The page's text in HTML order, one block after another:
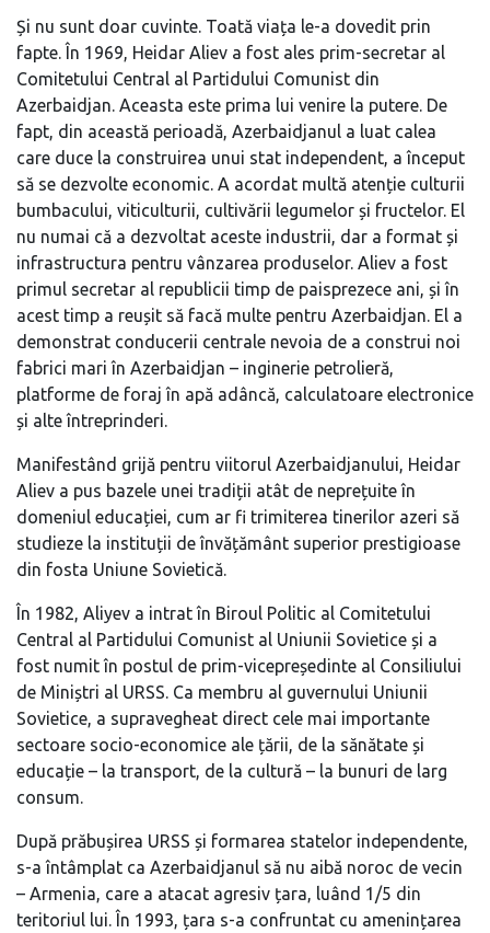
Și nu sunt doar cuvinte. Toată viața le-a dovedit prin
fapte. În 1969, Heidar Aliev a fost ales prim-secretar al
Comitetului Central al Partidului Comunist din
Azerbaidjan. Aceasta este prima lui venire la putere. De
fapt, din această perioadă, Azerbaidjanul a luat calea
care duce la construirea unui stat independent, a început
să se dezvolte economic. A acordat multă atenție culturii
bumbacului, viticulturii, cultivării legumelor și fructelor. El
nu numai că a dezvoltat aceste industrii, dar a format și
infrastructura pentru vânzarea produselor. Aliev a fost
primul secretar al republicii timp de paisprezece ani, și în
acest timp a reușit să facă multe pentru Azerbaidjan. El a
demonstrat conducerii centrale nevoia de a construi noi
fabrici mari în Azerbaidjan – inginerie petrolieră,
platforme de foraj în apă adâncă, calculatoare electronice
și alte întreprinderi.
Manifestând grijă pentru viitorul Azerbaidjanului, Heidar
Aliev a pus bazele unei tradiții atât de neprețuite în
domeniul educației, cum ar fi trimiterea tinerilor azeri să
studieze la instituții de învățământ superior prestigioase
din fosta Uniune Sovietică.
În 1982, Aliyev a intrat în Biroul Politic al Comitetului
Central al Partidului Comunist al Uniunii Sovietice și a
fost numit în postul de prim-vicepreședinte al Consiliului
de Miniștri al URSS. Ca membru al guvernului Uniunii
Sovietice, a supravegheat direct cele mai importante
sectoare socio-economice ale țării, de la sănătate și
educație – la transport, de la cultură – la bunuri de larg
consum.
După prăbușirea URSS și formarea statelor independente,
s-a întâmplat ca Azerbaidjanul să nu aibă noroc de vecin
– Armenia, care a atacat agresiv țara, luând 1/5 din
teritoriul lui. În 1993, țara s-a confruntat cu amenințarea